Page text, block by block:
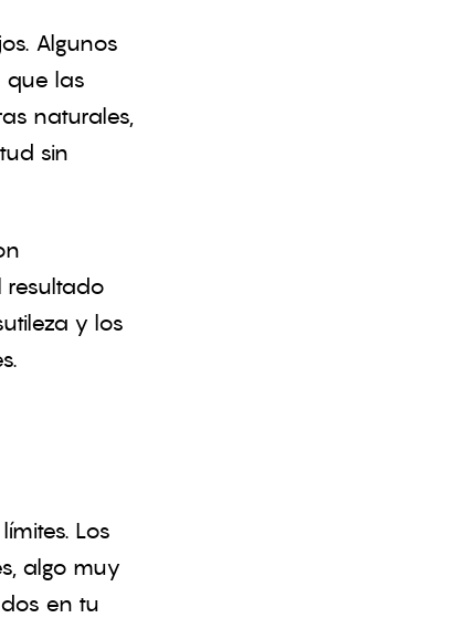
Algunos
que las
naturales,
sin
y los
Los
algo muy
en tu